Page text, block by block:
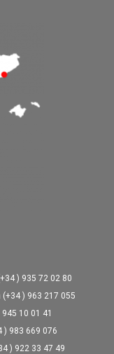
) 935 72 02 80
) 963 217 055
10 01 41
) 983 669 076
) 922 33 47 49